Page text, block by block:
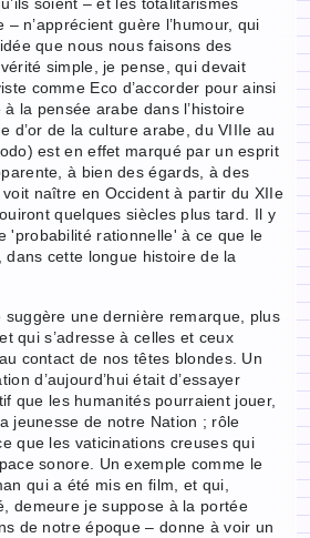
n’apprécient guère l’humour, qui
que nous nous faisons des
simple, je pense, qui devait
comme Eco d’accorder pour ainsi
la pensée arabe dans l’histoire
d’or de la culture arabe, du VIIIe au
est en effet marqué par un esprit
à bien des égards, à des
voit naître en Occident à partir du XIIe
quelques siècles plus tard. Il y
'probabilité rationnelle' à ce que le
dans cette longue histoire de la
suggère une dernière remarque, plus
qui s’adresse à celles et ceux
contact de nos têtes blondes. Un
d’aujourd’hui était d’essayer
que les humanités pourraient jouer,
jeunesse de notre Nation ; rôle
que les vaticinations creuses qui
sonore. Un exemple comme le
qui a été mis en film, et qui,
demeure je suppose à la portée
de notre époque – donne à voir un